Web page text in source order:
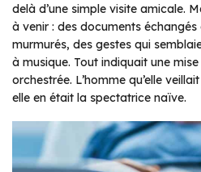
delà d’une simple visite amicale.
à venir : des documents
murmurés, des gestes qui
à musique. Tout indiquait une
orchestrée. L’homme qu’elle
elle en était la spectatrice naïve.